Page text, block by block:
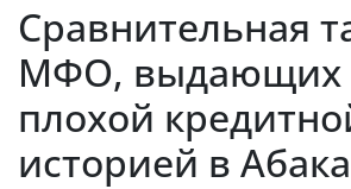
Сравнительная
МФО, выдающих
плохой
историей в